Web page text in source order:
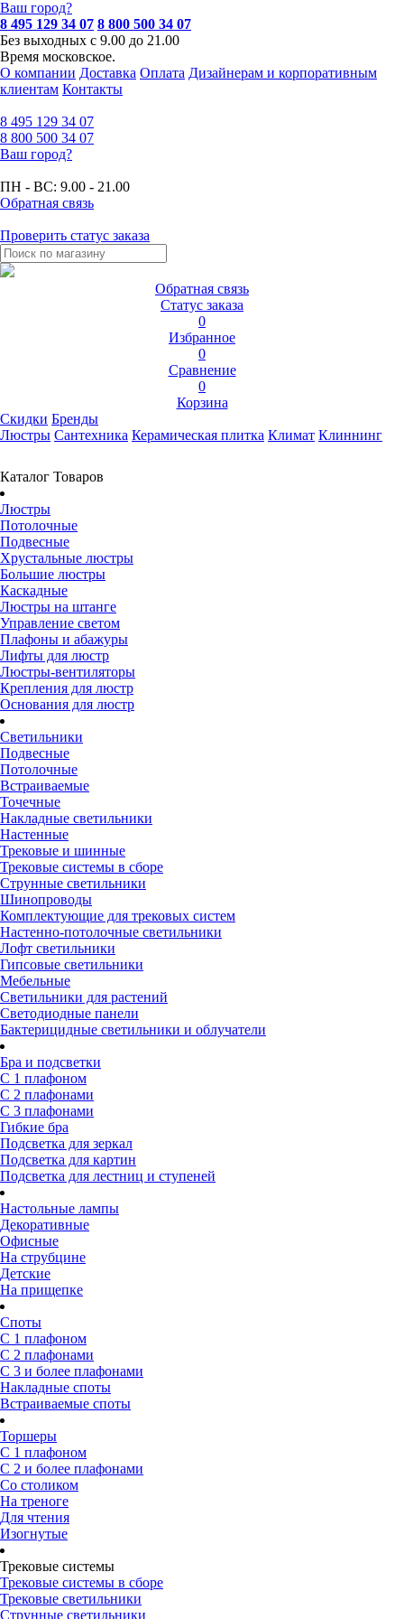
Ваш город?
8 495 129 34 07 8 800 500 34 07
Без выходных с 9.00 до 21.00
Время московское.
О компании Доставка Оплата Дизайнерам и корпоративным
клиентам Контакты
8 495 129 34 07
8 800 500 34 07
Ваш город?
ПН - ВС: 9.00 - 21.00
Обратная связь
Проверить статус заказа
Обратная связь
Статус заказа
0
Избранное
0
Сравнение
0
Корзина
Скидки Бренды
Люстры Сантехника Керамическая плитка Климат Клиннинг
Каталог Товаров
Люстры
Потолочные
Подвесные
Хрустальные люстры
Большие люстры
Каскадные
Люстры на штанге
Управление светом
Плафоны и абажуры
Лифты для люстр
Люстры-вентиляторы
Крепления для люстр
Основания для люстр
Светильники
Подвесные
Потолочные
Встраиваемые
Точечные
Накладные светильники
Настенные
Трековые и шинные
Трековые системы в сборе
Струнные светильники
Шинопроводы
Комплектующие для трековых систем
Настенно-потолочные светильники
Лофт светильники
Гипсовые светильники
Мебельные
Светильники для растений
Светодиодные панели
Бактерицидные светильники и облучатели
Бра и подсветки
С 1 плафоном
С 2 плафонами
С 3 плафонами
Гибкие бра
Подсветка для зеркал
Подсветка для картин
Подсветка для лестниц и ступеней
Настольные лампы
Декоративные
Офисные
На струбцине
Детские
На прищепке
Споты
С 1 плафоном
С 2 плафонами
С 3 и более плафонами
Накладные споты
Встраиваемые споты
Торшеры
С 1 плафоном
С 2 и более плафонами
Со столиком
На треноге
Для чтения
Изогнутые
Трековые системы
Трековые системы в сборе
Трековые светильники
Струнные светильники